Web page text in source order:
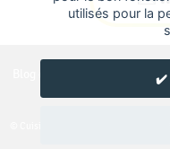
Blog de recettes de cuisine de
© Cuisine.land : La plateforme de
utilisés pour la
✔️